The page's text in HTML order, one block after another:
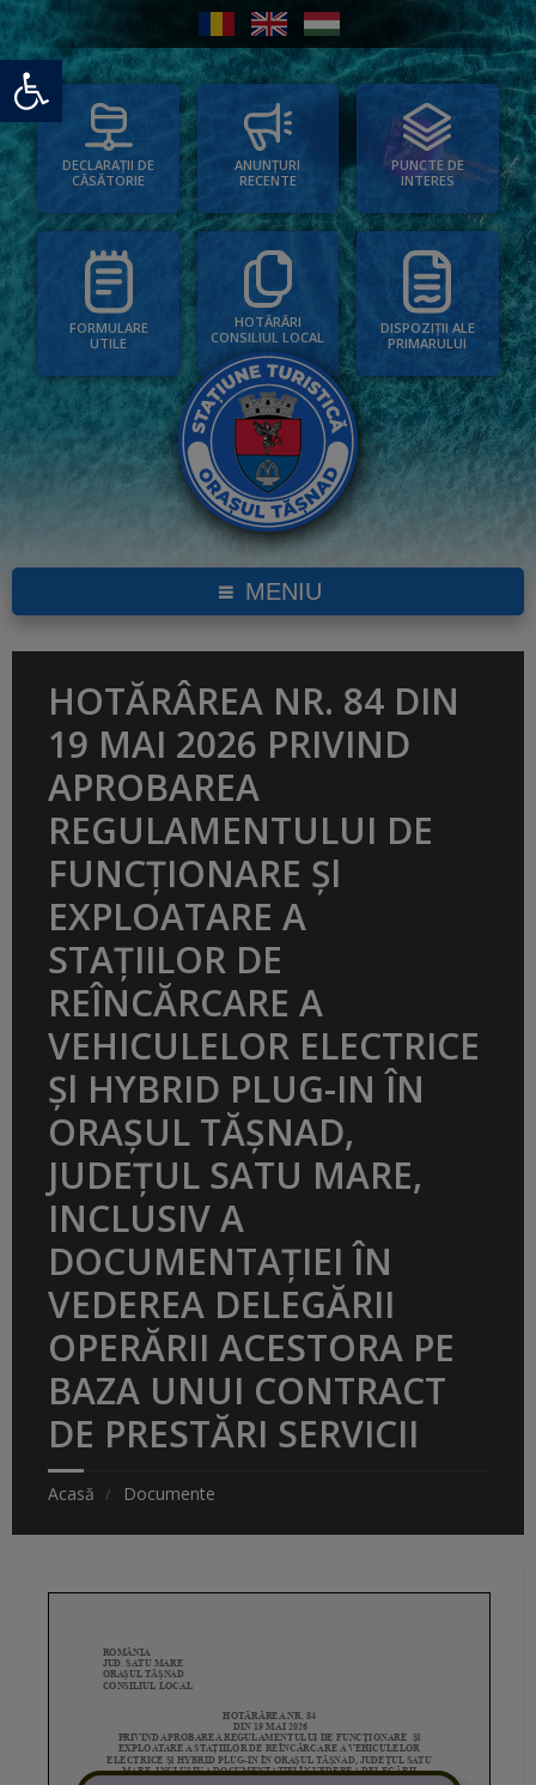
Deschide bara de unelte
DECLARAȚII DE
CĂSĂTORIE
ANUNȚURI
RECENTE
PUNCTE DE
INTERES
FORMULARE
UTILE
HOTĂRÂRI
CONSILIUL LOCAL
DISPOZIȚII ALE
PRIMARULUI
MENIU
HOTĂRÂREA NR. 84 DIN
19 MAI 2026 PRIVIND
APROBAREA
REGULAMENTULUI DE
FUNCȚIONARE Șl
EXPLOATARE A
STAȚIILOR DE
REÎNCĂRCARE A
VEHICULELOR ELECTRICE
Șl HYBRID PLUG-IN ÎN
ORAȘUL TĂȘNAD,
JUDEȚUL SATU MARE,
INCLUSIV A
DOCUMENTAȚIEI ÎN
VEDEREA DELEGĂRII
OPERĂRII ACESTORA PE
BAZA UNUI CONTRACT
DE PRESTĂRI SERVICII
Acasă Documente